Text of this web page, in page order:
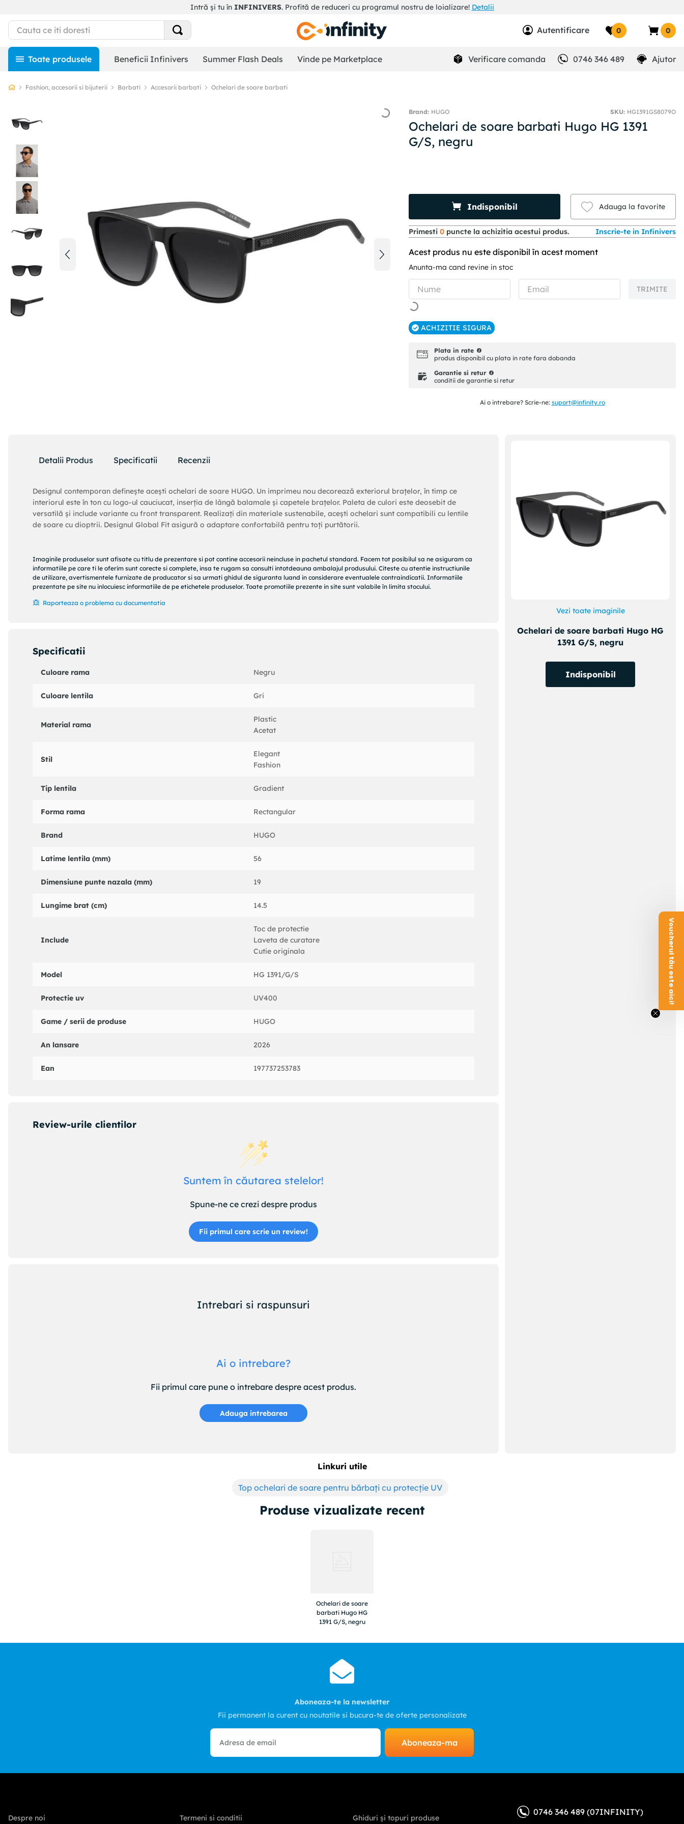
Intră și tu în INFINIVERS. Profită de reduceri cu programul nostru de loializare! Detalii
Autentificare 0 0
Beneficii Infinivers Summer Flash Deals Vinde pe Marketplace Verificare comanda 0746 346 489 Ajutor
Fashion, accesorii si bijuterii Barbati Accesorii barbati Ochelari de soare barbati
HUGO SKU: HG1391GS8079O
Ochelari de soare barbati Hugo HG 1391
G/S, negru
Indisponibil Adauga la favorite
Primesti0 puncte la achizitia acestui produs. Inscrie-te in Infinivers
Acest produs nu este disponibil în acest moment
Anunta-ma cand revine in stoc
TRIMITE
ACHIZITIE SIGURA
Plata in rate
produs disponibil cu plata in rate fara dobanda
Garantie si retur
conditii de garantie si retur
Ai o intrebare? Scrie-ne: suport@infinity.ro
Detalii Produs Specificatii Recenzii
Designul contemporan definește acești ochelari de soare HUGO. Un imprimeu nou decorează exteriorul brațelor, în timp ce
interiorul este în ton cu logo-ul cauciucat, inserția de lângă balamale și capetele brațelor. Paleta de culori este deosebit de
versatilă și include variante cu front transparent. Realizați din materiale sustenabile, acești ochelari sunt compatibili cu lentile
de soare cu dioptrii. Designul Global Fit asigură o adaptare confortabilă pentru toți purtătorii.
Imaginile produselor sunt afisate cu titlu de prezentare si pot contine accesorii neincluse in pachetul standard. Facem tot posibilul sa ne asiguram ca
informatiile pe care ti le oferim sunt corecte si complete, insa te rugam sa consulti intotdeauna ambalajul produsului. Citeste cu atentie instructiunile
de utilizare, avertismentele furnizate de producator si sa urmati ghidul de siguranta luand in considerare eventualele contraindicatii. Informatiile
prezentate pe site nu inlocuiesc informatiile de pe etichetele produselor. Toate promotiile prezente in site sunt valabile în limita stocului.
Raporteaza o problema cu documentatia
Specificatii
Culoare rama Negru
Culoare lentila Gri
Material rama
Plastic
Acetat
Stil
Elegant
Fashion
Tip lentila Gradient
Forma rama Rectangular
Brand HUGO
Latime lentila (mm) 56
Dimensiune punte nazala (mm) 19
Lungime brat (cm) 14.5
Include
Toc de protectie
Laveta de curatare
Cutie originala
Model HG 1391/G/S
Protectie uv UV400
Game / serii de produse HUGO
An lansare 2026
Ean 197737253783
Review-urile clientilor
Suntem în căutarea stelelor!
Spune-ne ce crezi despre produs
Fii primul care scrie un review!
Intrebari si raspunsuri
Ai o intrebare?
Fii primul care pune o intrebare despre acest produs.
Adauga intrebarea
Vezi toate imaginile
Ochelari de soare barbati Hugo HG
1391 G/S, negru
Indisponibil
Linkuri utile
Top ochelari de soare pentru bărbați cu protecție UV
Produse vizualizate recent
Ochelari de soare
barbati Hugo HG
1391 G/S, negru
Aboneaza-te la newsletter
Fii permanent la curent cu noutatile si bucura-te de oferte personalizate
Aboneaza-ma
Despre noi Termeni si conditii Ghiduri și topuri produse
0746 346 489 (07INFINITY)
Voucherul tău este aici!